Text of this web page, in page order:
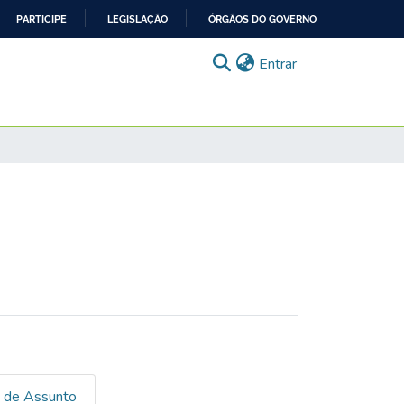
PARTICIPE LEGISLAÇÃO ÓRGÃOS DO GOVERNO
Entrar(current)
de Assunto